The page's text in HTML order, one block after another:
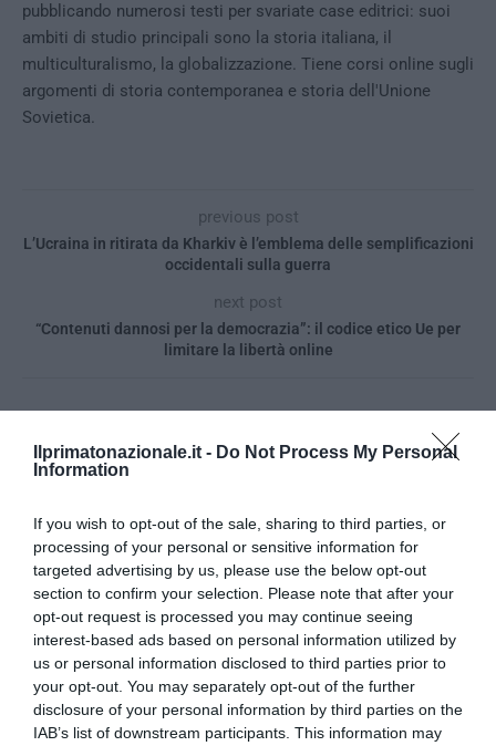
Ilprimatonazionale.it - Do Not Process My Personal
Information
If you wish to opt-out of the sale, sharing to third parties, or
processing of your personal or sensitive information for
targeted advertising by us, please use the below opt-out
section to confirm your selection. Please note that after your
opt-out request is processed you may continue seeing
interest-based ads based on personal information utilized by
us or personal information disclosed to third parties prior to
your opt-out. You may separately opt-out of the further
disclosure of your personal information by third parties on the
IAB’s list of downstream participants. This information may
pubblicando numerosi testi per svariate case editrici: suoi
ambiti di studio principali sono la storia italiana, il
multiculturalismo, la globalizzazione. Tiene corsi online sugli
argomenti di storia contemporanea e storia dell'Unione
Sovietica.
previous post
L’Ucraina in ritirata da Kharkiv è l’emblema delle semplificazioni
occidentali sulla guerra
next post
“Contenuti dannosi per la democrazia”: il codice etico Ue per
limitare la libertà online